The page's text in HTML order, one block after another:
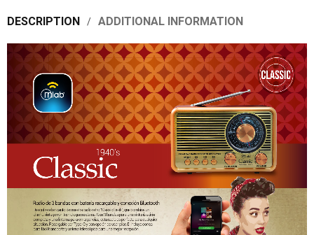
DESCRIPTION ADDITIONAL INFORMATION